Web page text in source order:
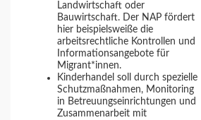
Landwirtschaft oder
Bauwirtschaft. Der NAP fördert
hier beispielsweiße die
arbeitsrechtliche Kontrollen und
Informationsangebote für
Migrant*innen.
Kinderhandel soll durch spezielle
Schutzmaßnahmen, Monitoring
in Betreuungseinrichtungen und
Zusammenarbeit mit